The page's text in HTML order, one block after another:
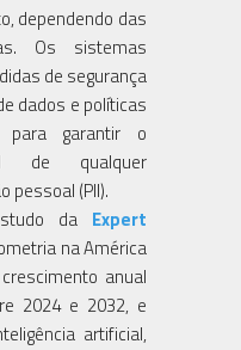
dependendo das
Os sistemas
de segurança
dados e políticas
para garantir o
de qualquer
pessoal (PII).
da Expert
na América
anual
2024 e 2032, e
artificial,